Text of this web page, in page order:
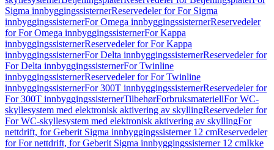
Sigma innbyggingssisternerReservedeler for For Sigma
innbyggingssisternerFor Omega innbyggingssisternerReservedeler
for For Omega innbyggingssisternerFor Kappa
innbyggingssisternerReservedeler for For Kappa
innbyggingssisternerFor Delta innbyggingssisternerReservedeler for
For Delta innbyggingssisternerFor Twinline
innbyggingssisternerReservedeler for For Twinline
innbyggingssisternerFor 300T innbyggingssisternerReservedeler for
For 300T innbyggingssisternerTilbehørForbruksmateriellFor WC-
skyllesystem med elektronisk aktivering av skyllingReservedeler for
For WC-skyllesystem med elektronisk aktivering av skyllingFor
nettdrift, for Geberit Sigma innbyggingssisterner 12 cmReservedeler
for For nettdrift, for Geberit Sigma innbyggingssisterner 12 cmIkke